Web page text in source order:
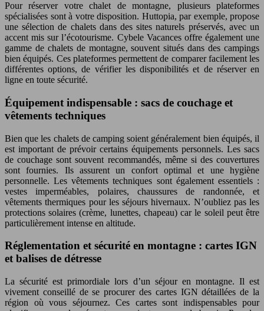
Pour réserver votre chalet de montagne, plusieurs plateformes
spécialisées sont à votre disposition. Huttopia, par exemple, propose
une sélection de chalets dans des sites naturels préservés, avec un
accent mis sur l’écotourisme. Cybele Vacances offre également une
gamme de chalets de montagne, souvent situés dans des campings
bien équipés. Ces plateformes permettent de comparer facilement les
différentes options, de vérifier les disponibilités et de réserver en
ligne en toute sécurité.
Équipement indispensable : sacs de couchage et
vêtements techniques
Bien que les chalets de camping soient généralement bien équipés, il
est important de prévoir certains équipements personnels. Les sacs
de couchage sont souvent recommandés, même si des couvertures
sont fournies. Ils assurent un confort optimal et une hygiène
personnelle. Les vêtements techniques sont également essentiels :
vestes imperméables, polaires, chaussures de randonnée, et
vêtements thermiques pour les séjours hivernaux. N’oubliez pas les
protections solaires (crème, lunettes, chapeau) car le soleil peut être
particulièrement intense en altitude.
Réglementation et sécurité en montagne : cartes IGN
et balises de détresse
La sécurité est primordiale lors d’un séjour en montagne. Il est
vivement conseillé de se procurer des cartes IGN détaillées de la
région où vous séjournez. Ces cartes sont indispensables pour